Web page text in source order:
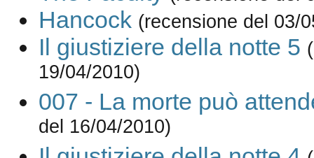
Hancock (recensione del 03/
Il giustiziere della notte 5
19/04/2010)
007 - La morte può
del 16/04/2010)